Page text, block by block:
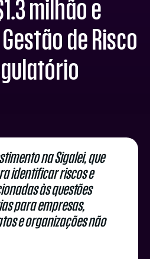
milhão e
de Risco
na Sigalei, que
identificar riscos e
às questões
para empresas,
e organizações não